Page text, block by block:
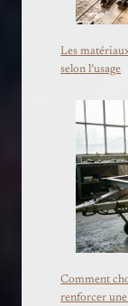
Les
selon l’usage
Comment
renforcer